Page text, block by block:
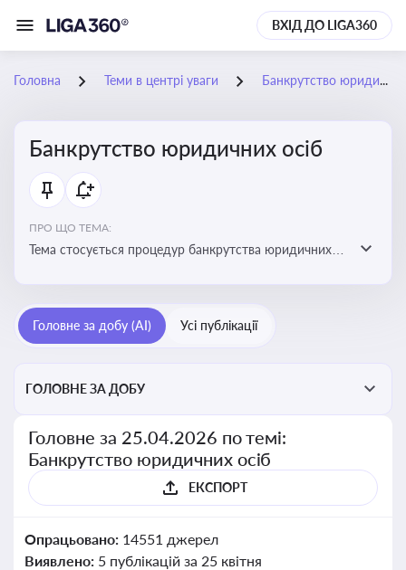
ВХІД ДО LIGA360
Головна Теми в центрі уваги Банкрутство юридичних осіб
Банкрутство юридичних осіб
ПРО ЩО ТЕМА:
Тема стосується процедур банкрутства юридичних
Головне за добу (AI) Усі публікації
ГОЛОВНЕ ЗА ДОБУ
Головне за 25.04.2026 по темі:
Банкрутство юридичних осіб
ЕКСПОРТ
Опрацьовано: 14551 джерел
Виявлено: 5 публікацій за 25 квітня